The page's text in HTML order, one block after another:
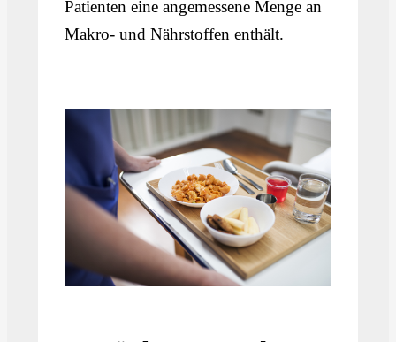
Patienten eine angemessene Menge an
Makro- und Nährstoffen enthält.